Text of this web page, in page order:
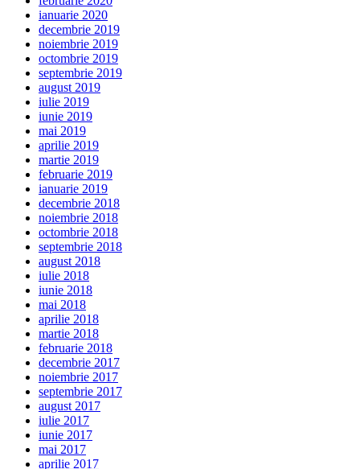
ianuarie 2020
decembrie 2019
noiembrie 2019
octombrie 2019
septembrie 2019
august 2019
iulie 2019
iunie 2019
mai 2019
aprilie 2019
martie 2019
februarie 2019
ianuarie 2019
decembrie 2018
noiembrie 2018
octombrie 2018
septembrie 2018
august 2018
iulie 2018
iunie 2018
mai 2018
aprilie 2018
martie 2018
februarie 2018
decembrie 2017
noiembrie 2017
septembrie 2017
august 2017
iulie 2017
iunie 2017
mai 2017
aprilie 2017